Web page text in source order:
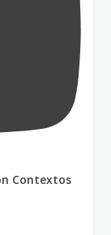
Contextos